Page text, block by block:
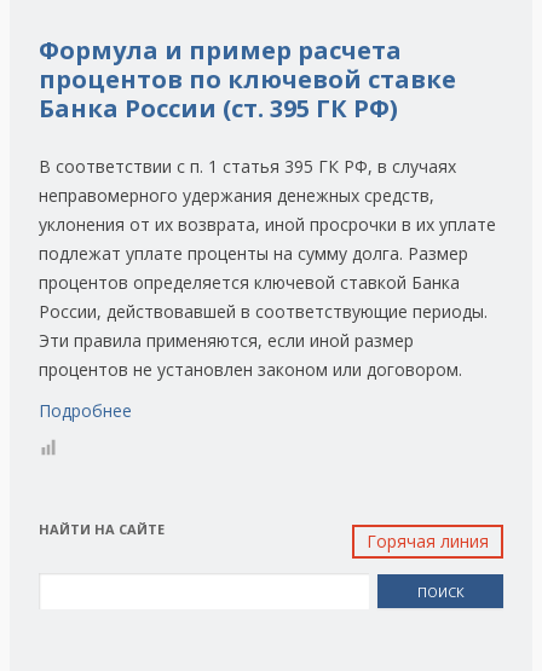
Формула и пример расчета
процентов по ключевой ставке
Банка России (ст. 395 ГК РФ)
В соответствии с п. 1 статья 395 ГК РФ, в случаях
неправомерного удержания денежных средств,
уклонения от их возврата, иной просрочки в их уплате
подлежат уплате проценты на сумму долга. Размер
процентов определяется ключевой ставкой Банка
России, действовавшей в соответствующие периоды.
Эти правила применяются, если иной размер
процентов не установлен законом или договором.
Подробнее
Горячая линия
НАЙТИ НА САЙТЕ